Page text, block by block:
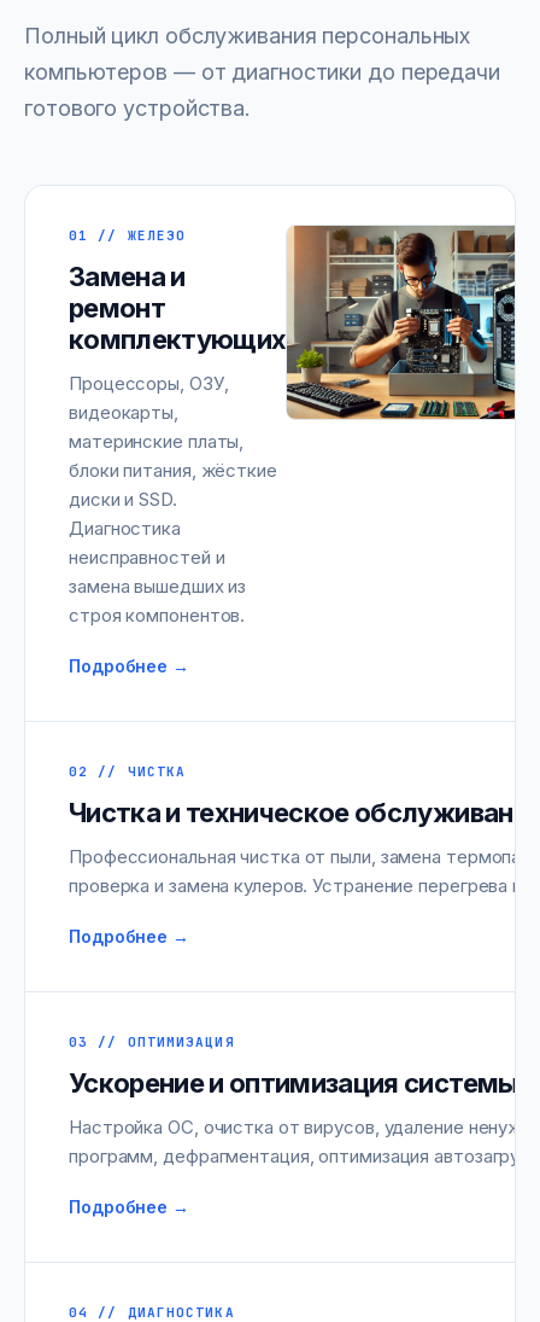
Полный цикл обслуживания персональных
компьютеров — от диагностики до передачи
готового устройства.
01 // ЖЕЛЕЗО
Замена и
ремонт
комплектующих
Процессоры, ОЗУ,
видеокарты,
материнские платы,
блоки питания, жёсткие
диски и SSD.
Диагностика
неисправностей и
замена вышедших из
строя компонентов.
Подробнее →
02 // ЧИСТКА
Чистка и техническое
Профессиональная чистка от пыли, замена
проверка и замена кулеров. Устранение перегрева и
Подробнее →
03 // ОПТИМИЗАЦИЯ
Ускорение и оптимизация системы
Настройка ОС, очистка от вирусов, удаление
программ, дефрагментация, оптимизация
Подробнее →
04 // ДИАГНОСТИКА